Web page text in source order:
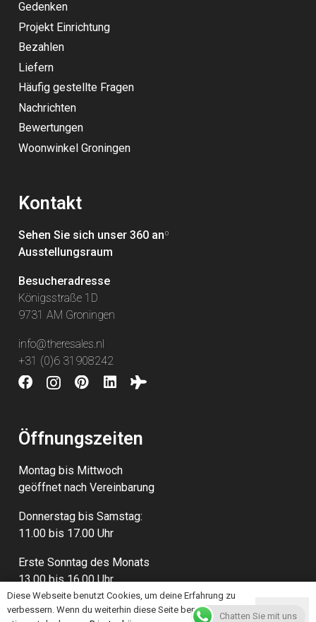
Gedenken
Projekt Einrichtung
Bezahlen
Liefern
Häufig gestellte Fragen
Nachrichten
Bewertungen
Woonwinkel Groningen
Kontakt
Sehen Sie sich unser 360 anº
Ausstellungsraum
Besucheradresse
Königsstraße 1D
9731 AM Groningen
info@theresales.nl
+31 (0)6 31908242
Öffnungszeiten
Montag bis Mittwoch
geöffnet nach Vereinbarung
Donnerstag bis Samstag:
11.00 bis 17.00 Uhr
Erste Sonntag des Monats
13.00 bis 16.00 Uhr
Chatten Sie mit uns
Diese Webseite benutzt Cookies, um deine Erfahrung zu
verbessern. Wenn du weiterhin diese Seite benutzt,